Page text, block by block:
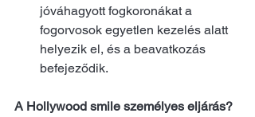
jóváhagyott fogkoronákat a
fogorvosok egyetlen kezelés alatt
helyezik el, és a beavatkozás
befejeződik.
A Hollywood smile személyes eljárás?